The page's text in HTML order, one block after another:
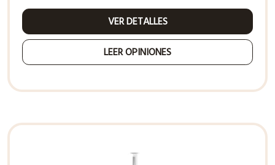
VER DETALLES
LEER OPINIONES